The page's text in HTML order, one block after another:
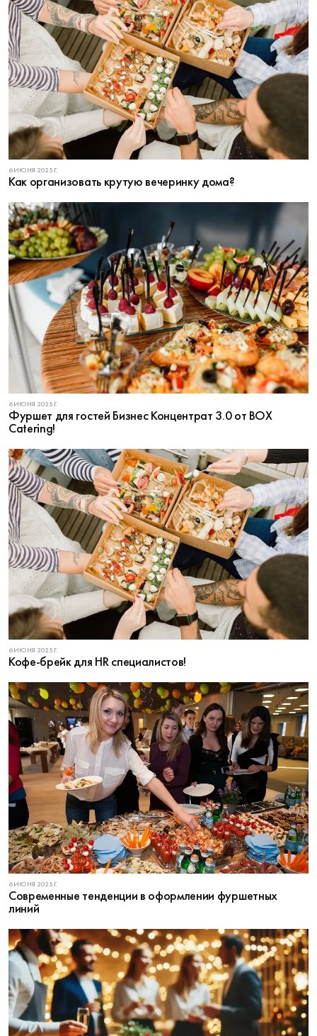
6 ИЮНЯ 2025 Г.
Как организовать крутую вечеринку дома?
6 ИЮНЯ 2025 Г.
Фуршет для гостей Бизнес Концентрат 3.0 от BOX
Catering!
6 ИЮНЯ 2025 Г.
Кофе-брейк для HR специалистов!
6 ИЮНЯ 2025 Г.
Современные тенденции в оформлении фуршетных
линий